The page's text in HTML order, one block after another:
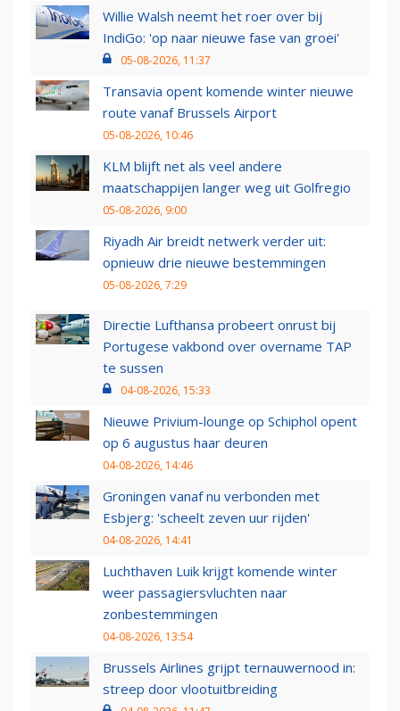
Willie Walsh neemt het roer over bij
IndiGo: 'op naar nieuwe fase van groei'
05-08-2026, 11:37
Transavia opent komende winter nieuwe
route vanaf Brussels Airport
05-08-2026, 10:46
KLM blijft net als veel andere
maatschappijen langer weg uit Golfregio
05-08-2026, 9:00
Riyadh Air breidt netwerk verder uit:
opnieuw drie nieuwe bestemmingen
05-08-2026, 7:29
Directie Lufthansa probeert onrust bij
Portugese vakbond over overname TAP
te sussen
04-08-2026, 15:33
Nieuwe Privium-lounge op Schiphol opent
op 6 augustus haar deuren
04-08-2026, 14:46
Groningen vanaf nu verbonden met
Esbjerg: 'scheelt zeven uur rijden'
04-08-2026, 14:41
Luchthaven Luik krijgt komende winter
weer passagiersvluchten naar
zonbestemmingen
04-08-2026, 13:54
Brussels Airlines grijpt ternauwernood in:
streep door vlootuitbreiding